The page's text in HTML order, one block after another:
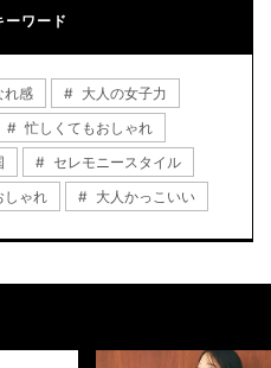
ーワード
れ感
大人の女子力
忙しくてもおしゃれ
セレモニースタイル
しゃれ 大人かっこいい